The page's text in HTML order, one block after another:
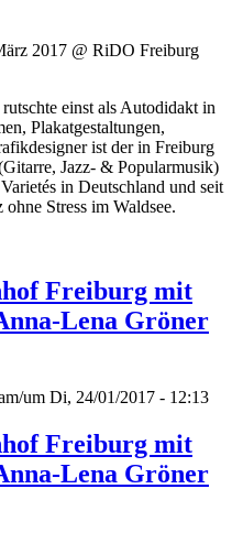
2017 @ RiDO Freiburg
einst als Autodidakt in
Plakatgestaltungen,
ist der in Freiburg
Jazz- & Popularmusik)
in Deutschland und seit
Stress im Waldsee.
Freiburg mit
Lena Gröner
um Di, 24/01/2017 - 12:13
Freiburg mit
Lena Gröner